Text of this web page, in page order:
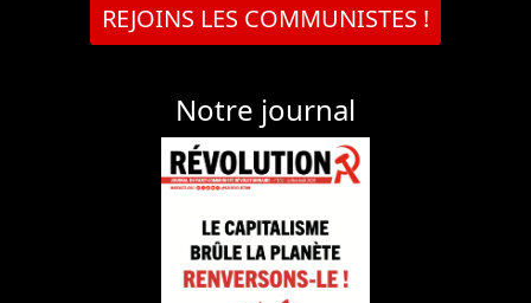
REJOINS LES COMMUNISTES !
Notre journal